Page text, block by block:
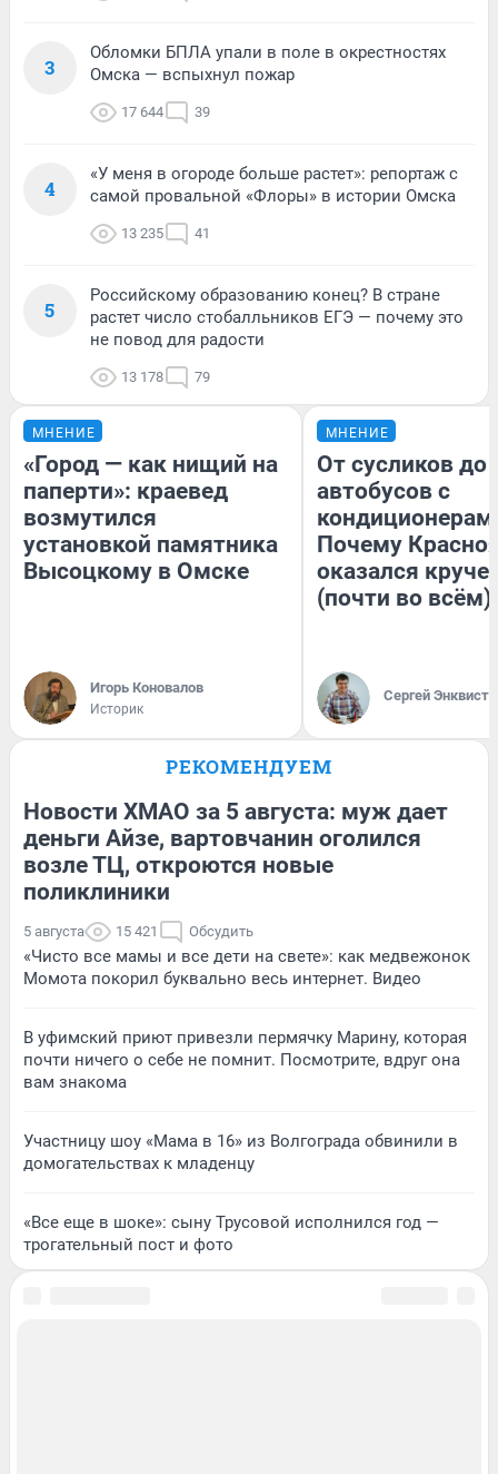
3
Обломки БПЛА упали в поле в окрестностях
Омска — вспыхнул пожар
17 644 39
4
«У меня в огороде больше растет»: репортаж с
самой провальной «Флоры» в истории Омска
13 235 41
5
Российскому образованию конец? В стране
растет число стобалльников ЕГЭ — почему это
не повод для радости
13 178 79
МНЕНИЕ
«Город — как нищий на
паперти»: краевед
возмутился
установкой памятника
Высоцкому в Омске
Игорь Коновалов
Историк
МНЕНИЕ
От сусликов до
автобусов с
Почему
оказался
(почти во всём)
Сергей Энквист
РЕКОМЕНДУЕМ
Новости ХМАО за 5 августа: муж дает
деньги Айзе, вартовчанин оголился
возле ТЦ, откроются новые
поликлиники
5 августа 15 421 Обсудить
«Чисто все мамы и все дети на свете»: как медвежонок
Момота покорил буквально весь интернет. Видео
В уфимский приют привезли пермячку Марину, которая
почти ничего о себе не помнит. Посмотрите, вдруг она
вам знакома
Участницу шоу «Мама в 16» из Волгограда обвинили в
домогательствах к младенцу
«Все еще в шоке»: сыну Трусовой исполнился год —
трогательный пост и фото